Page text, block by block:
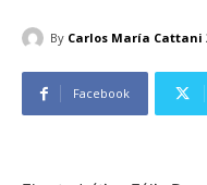
By Carlos María Cattani
Facebook